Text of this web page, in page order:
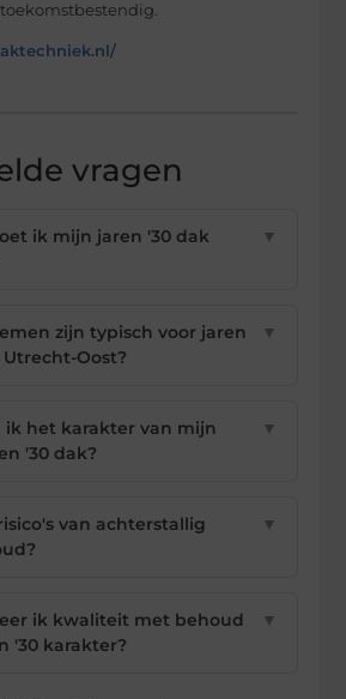
vragen
ik mijn jaren '30 dak
▼
zijn typisch voor jaren
Oost?
▼
ik het karakter van mijn
'30 dak?
▼
van achterstallig
▼
ik kwaliteit met behoud
'30 karakter?
▼